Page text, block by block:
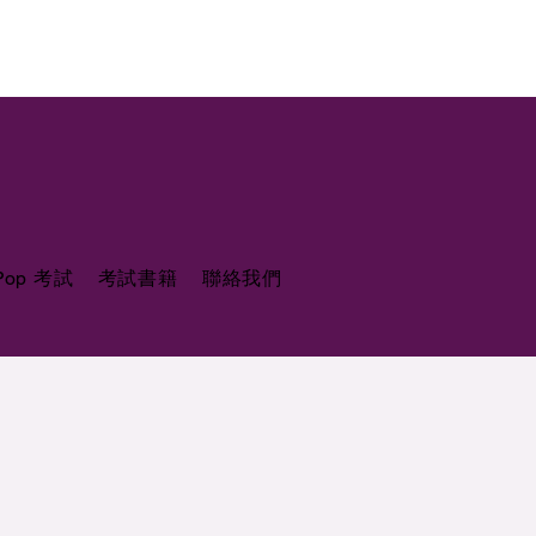
考試 考試書籍 聯絡我們